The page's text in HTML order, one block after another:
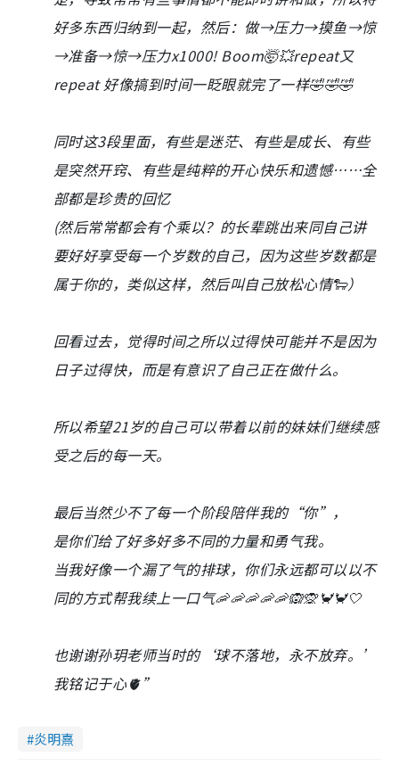
好多东西归纳到一起，然后：做→压力→摸鱼→惊
→准备→惊→压力x1000! Boom🤯💥repeat又
repeat 好像搞到时间一眨眼就完了一样🤣🤣🤣
同时这3段里面，有些是迷茫、有些是成长、有些
是突然开窍、有些是纯粹的开心快乐和遗憾……全
部都是珍贵的回忆
(然后常常都会有个乘以？的长辈跳出来同自己讲
要好好享受每一个岁数的自己，因为这些岁数都是
属于你的，类似这样，然后叫自己放松心情🐑）
回看过去，觉得时间之所以过得快可能并不是因为
日子过得快，而是有意识了自己正在做什么。
所以希望21岁的自己可以带着以前的妹妹们继续感
受之后的每一天。
最后当然少不了每一个阶段陪伴我的“你”，
是你们给了好多好多不同的力量和勇气我。
当我好像一个漏了气的排球，你们永远都可以以不
同的方式帮我续上一口气🦐🦐🦐🦐🦐🙉🙊🦀🦀🤍
也谢谢孙玥老师当时的‘球不落地，永不放弃。’
我铭记于心🫀”
炎明熹